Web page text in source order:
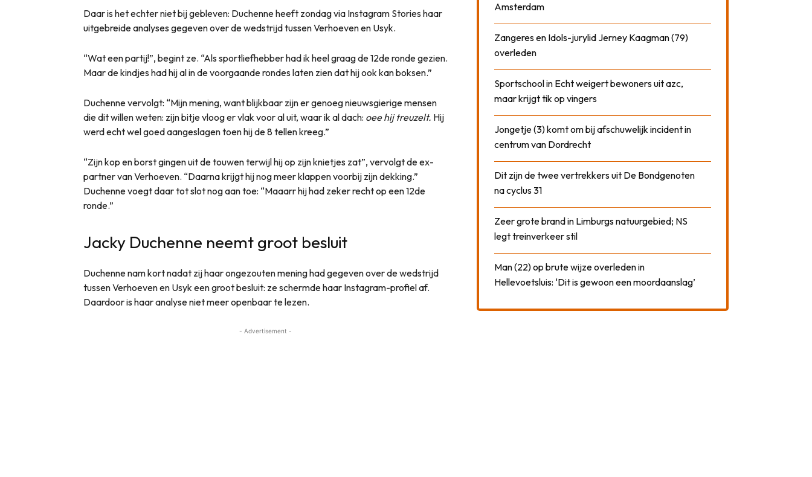
Daar is het echter niet bij gebleven: Duchenne heeft zondag via Instagram Stories haar
uitgebreide analyses gegeven over de wedstrijd tussen Verhoeven en Usyk.
“Wat een partij!”, begint ze. “Als sportliefhebber had ik heel graag de 12de ronde gezien.
Maar de kindjes had hij al in de voorgaande rondes laten zien dat hij ook kan boksen.”
Duchenne vervolgt: “Mijn mening, want blijkbaar zijn er genoeg nieuwsgierige mensen
die dit willen weten: zijn bitje vloog er vlak voor al uit, waar ik al dach: oee hij treuzelt. Hij
werd echt wel goed aangeslagen toen hij de 8 tellen kreeg.”
“Zijn kop en borst gingen uit de touwen terwijl hij op zijn knietjes zat”, vervolgt de ex-
partner van Verhoeven. “Daarna krijgt hij nog meer klappen voorbij zijn dekking.”
Duchenne voegt daar tot slot nog aan toe: “Maaarr hij had zeker recht op een 12de
ronde.”
Jacky Duchenne neemt groot besluit
Duchenne nam kort nadat zij haar ongezouten mening had gegeven over de wedstrijd
tussen Verhoeven en Usyk een groot besluit: ze schermde haar Instagram-profiel af.
Daardoor is haar analyse niet meer openbaar te lezen.
- Advertisement -
Amsterdam
Zangeres en Idols-jurylid Jerney Kaagman (79)
overleden
Sportschool in Echt weigert bewoners uit azc,
maar krijgt tik op vingers
Jongetje (3) komt om bij afschuwelijk incident in
centrum van Dordrecht
Dit zijn de twee vertrekkers uit De Bondgenoten
na cyclus 31
Zeer grote brand in Limburgs natuurgebied; NS
legt treinverkeer stil
Man (22) op brute wijze overleden in
Hellevoetsluis: ‘Dit is gewoon een moordaanslag’